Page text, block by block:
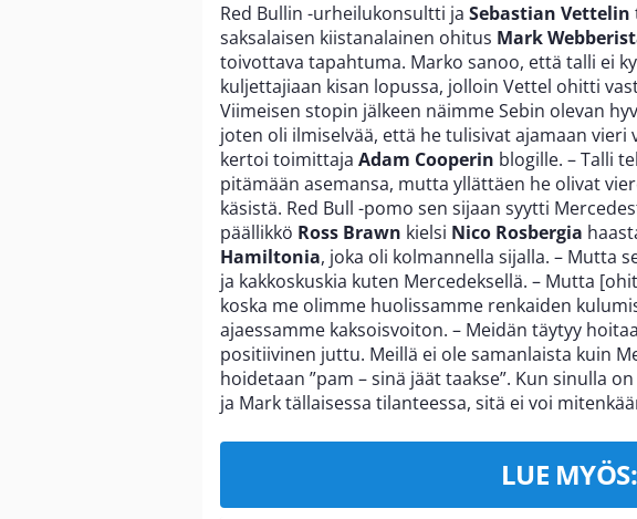
Red Bullin -urheilukonsultti ja Sebastian Vettelin
saksalaisen kiistanalainen ohitus Mark
toivottava tapahtuma. Marko sanoo, että talli ei
kuljettajiaan kisan lopussa, jolloin Vettel ohitti
Viimeisen stopin jälkeen näimme Sebin olevan
joten oli ilmiselvää, että he tulisivat ajamaan vieri
kertoi toimittaja Adam Cooperin blogille. – Talli
pitämään asemansa, mutta yllättäen he olivat
käsistä. Red Bull -pomo sen sijaan syytti
päällikkö Ross Brawn kielsi Nico Rosbergia
Hamiltonia, joka oli kolmannella sijalla. – Mutta
ja kakkoskuskia kuten Mercedeksellä. – Mutta
koska me olimme huolissamme renkaiden
ajaessamme kaksoisvoiton. – Meidän täytyy
positiivinen juttu. Meillä ei ole samanlaista kuin
hoidetaan ”pam – sinä jäät taakse”. Kun sinulla
ja Mark tällaisessa tilanteessa, sitä ei voi
LUE MYÖS: